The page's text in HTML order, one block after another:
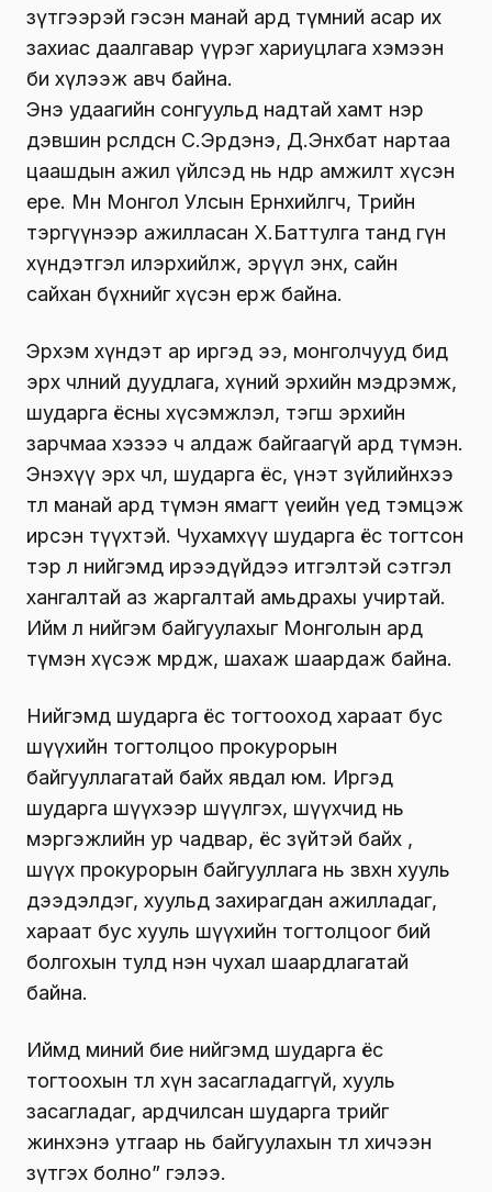
зүтгээрэй гэсэн манай ард түмний асар их
захиас даалгавар үүрэг хариуцлага хэмээн
би хүлээж авч байна.
Энэ удаагийн сонгуульд надтай хамт нэр
дэвшин өрсөлдсөн С.Эрдэнэ, Д.Энхбат нартаа
цаашдын ажил үйлсэд нь өндөр амжилт хүсэн
ерөөе. Мөн Монгол Улсын Ерөнхийлөгч, Төрийн
тэргүүнээр ажилласан Х.Баттулга танд гүн
хүндэтгэл илэрхийлж, эрүүл энх, сайн
сайхан бүхнийг хүсэн ерөөж байна.
Эрхэм хүндэт ар иргэд ээ, монголчууд бид
эрх чөлөөний дуудлага, хүний эрхийн мэдрэмж,
шударга ёсны хүсэмжлэл, тэгш эрхийн
зарчмаа хэзээ ч алдаж байгаагүй ард түмэн.
Энэхүү эрх чөлөө, шударга ёс, үнэт зүйлийнхээ
төлөө манай ард түмэн ямагт үеийн үед тэмцэж
ирсэн түүхтэй. Чухамхүү шударга ёс тогтсон
тэр л нийгэмд ирээдүйдээ итгэлтэй сэтгэл
хангалтай аз жаргалтай амьдрахы учиртай.
Ийм л нийгэм байгуулахыг Монголын ард
түмэн хүсэж мөрөөдөж, шахаж шаардаж байна.
Нийгэмд шударга ёс тогтооход хараат бус
шүүхийн тогтолцоо прокурорын
байгууллагатай байх явдал юм. Иргэд
шударга шүүхээр шүүлгэх, шүүхчид нь
мэргэжлийн ур чадвар, ёс зүйтэй байх ,
шүүх прокурорын байгууллага нь зөвхөн хууль
дээдэлдэг, хуульд захирагдан ажилладаг,
хараат бус хууль шүүхийн тогтолцоог бий
болгохын тулд нэн чухал шаардлагатай
байна.
Иймд миний бие нийгэмд шударга ёс
тогтоохын төлөө хүн засагладаггүй, хууль
засагладаг, ардчилсан шударга төрийг
жинхэнэ утгаар нь байгуулахын төлөө хичээн
зүтгэх болно” гэлээ.